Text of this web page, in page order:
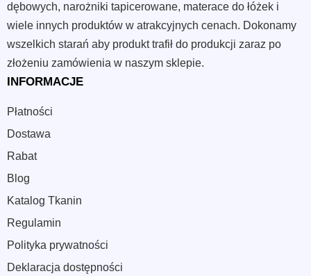
dębowych, narożniki tapicerowane, materace do łóżek i
wiele innych produktów w atrakcyjnych cenach. Dokonamy
wszelkich starań aby produkt trafił do produkcji zaraz po
złożeniu zamówienia w naszym sklepie.
INFORMACJE
Płatności
Dostawa
Rabat
Blog
Katalog Tkanin
Regulamin
Polityka prywatności
Deklaracja dostępności